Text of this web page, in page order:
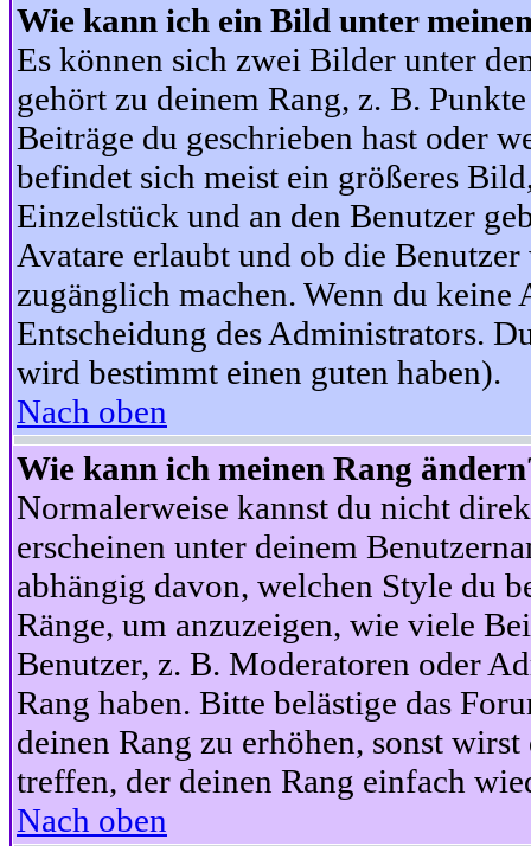
Wie kann ich ein Bild unter
Es können sich zwei Bilder unter
gehört zu deinem Rang, z. B.
Beiträge du geschrieben hast oder
befindet sich meist ein größeres
Einzelstück und an den Benutzer
Avatare erlaubt und ob die
zugänglich machen. Wenn du keine
Entscheidung des Administrators.
wird bestimmt einen guten haben).
Nach oben
Wie kann ich meinen Rang
Normalerweise kannst du nicht
erscheinen unter deinem
abhängig davon, welchen Style du
Ränge, um anzuzeigen, wie viele
Benutzer, z. B. Moderatoren oder
Rang haben. Bitte belästige das
deinen Rang zu erhöhen, sonst
treffen, der deinen Rang einfach
Nach oben